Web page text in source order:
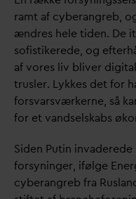
ramt af cyberangreb,
ændres hele tiden. De
sofistikerede, og
af vores liv bliver
trusler. Lykkes det for
forsvarsværkerne, så
for et vandselskabs
Siden Putin invaderede
forsyninger, ifølge
cyberangreb fra